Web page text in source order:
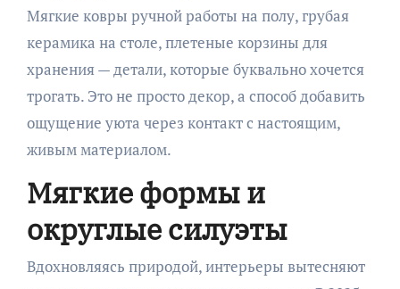
Мягкие ковры ручной работы на полу, грубая
керамика на столе, плетеные корзины для
хранения — детали, которые буквально хочется
трогать. Это не просто декор, а способ добавить
ощущение уюта через контакт с настоящим,
живым материалом.
Мягкие формы и
округлые силуэты
Вдохновляясь природой, интерьеры вытесняют